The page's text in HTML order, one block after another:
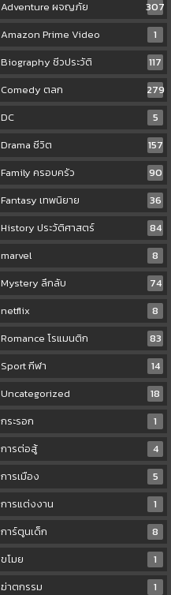
Adventure ผจญภัย
307
Amazon Prime Video
1
Biography ชีวประวัติ
117
Comedy ตลก
279
DC
5
Drama ชีวิต
157
Family ครอบครัว
90
Fantasy เทพนิยาย
36
History ประวัติศาสตร์
84
marvel
8
Mystery ลึกลับ
74
netflix
8
Romance โรแมนติก
83
Sport กีฬา
14
Uncategorized
18
กระรอก
1
การต่อสู้
4
การเมือง
5
การแต่งงาน
1
การ์ตูนเด็ก
8
ขโมย
1
ฆ่าตกรรม
1